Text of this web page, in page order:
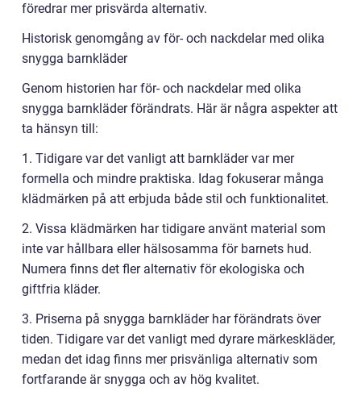
föredrar mer prisvärda alternativ.
Historisk genomgång av för- och nackdelar med olika
snygga barnkläder
Genom historien har för- och nackdelar med olika
snygga barnkläder förändrats. Här är några aspekter att
ta hänsyn till:
1. Tidigare var det vanligt att barnkläder var mer
formella och mindre praktiska. Idag fokuserar många
klädmärken på att erbjuda både stil och funktionalitet.
2. Vissa klädmärken har tidigare använt material som
inte var hållbara eller hälsosamma för barnets hud.
Numera finns det fler alternativ för ekologiska och
giftfria kläder.
3. Priserna på snygga barnkläder har förändrats över
tiden. Tidigare var det vanligt med dyrare märkeskläder,
medan det idag finns mer prisvänliga alternativ som
fortfarande är snygga och av hög kvalitet.